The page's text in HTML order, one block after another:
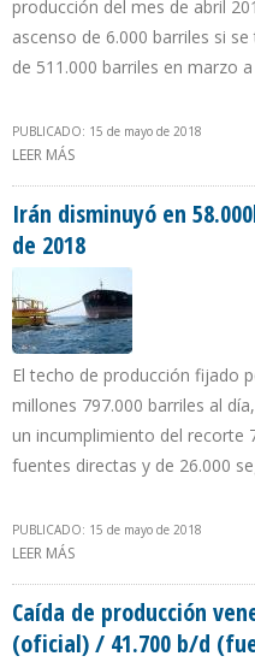
producción del mes de abril
ascenso de 6.000 barriles si
de 511.000 barriles en marzo
PUBLICADO: 15 de mayo de 2018
LEER MÁS
Irán disminuyó en
de 2018
El techo de producción fijado
millones 797.000 barriles al
un incumplimiento del recorte
fuentes directas y de 26.000
PUBLICADO: 15 de mayo de 2018
LEER MÁS
Caída de producción
(oficial) / 41.700 b/d